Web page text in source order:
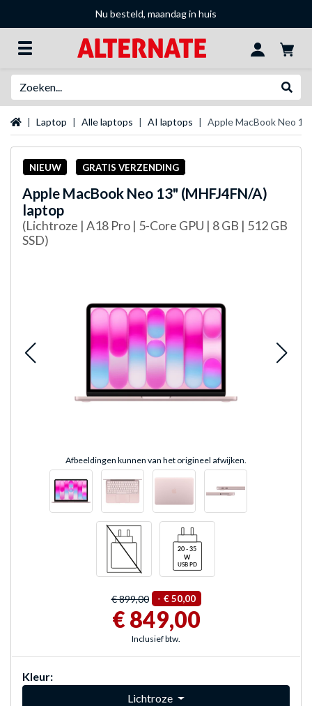
Nu besteld, maandag in huis
Startpagina
Laptop Alle laptops AI laptops Apple MacBook Neo
NIEUW GRATIS VERZENDING
Apple MacBook Neo 13" (MHFJ4FN/A)
laptop
(Lichtroze | A18 Pro | 5-Core GPU | 8 GB | 512 GB
SSD)
Afbeeldingen kunnen van het origineel afwijken.
€ 899,00 - € 50,00
€ 849,00
Inclusief btw.
Kleur:
Lichtroze